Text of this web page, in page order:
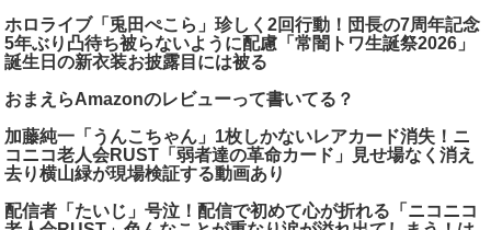
ホロライブ「兎田ぺこら」珍しく2回行動！団長の7周年記念
5年ぶり凸待ち被らないように配慮「常闇トワ生誕祭2026」
誕生日の新衣装お披露目には被る
おまえらAmazonのレビューって書いてる？
加藤純一「うんこちゃん」1枚しかないレアカード消失！ニ
コニコ老人会RUST「弱者達の革命カード」見せ場なく消え
去り横山緑が現場検証する動画あり
配信者「たいじ」号泣！配信で初めて心が折れる「ニコニコ